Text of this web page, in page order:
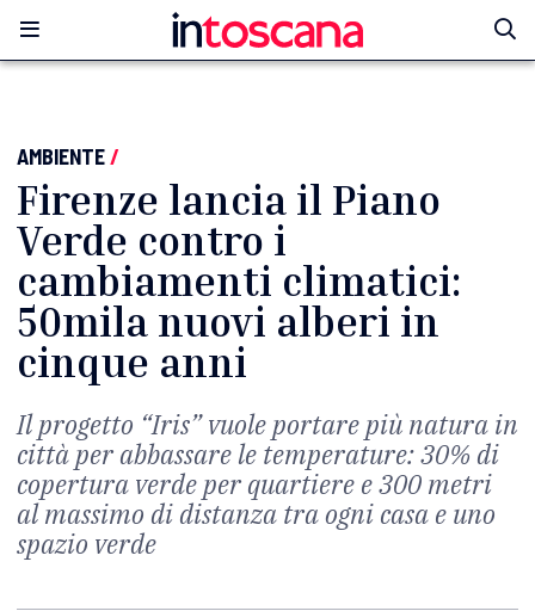
AMBIENTE/
Firenze lancia il Piano
Verde contro i
cambiamenti climatici:
50mila nuovi alberi in
cinque anni
Il progetto “Iris” vuole portare più natura in
città per abbassare le temperature: 30% di
copertura verde per quartiere e 300 metri
al massimo di distanza tra ogni casa e uno
spazio verde